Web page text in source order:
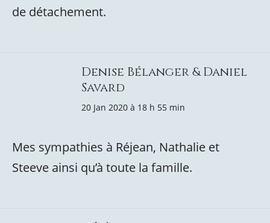
de détachement.
Denise Bélanger & Daniel
Savard
20 Jan 2020 à 18 h 55 min
Mes sympathies à Réjean, Nathalie et
Steeve ainsi qu’à toute la famille.